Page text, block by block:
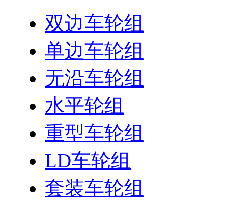
双边车轮组
单边车轮组
无沿车轮组
水平轮组
重型车轮组
LD车轮组
套装车轮组